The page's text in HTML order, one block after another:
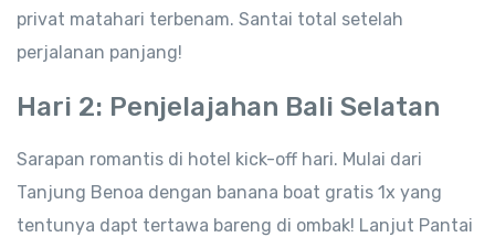
privat matahari terbenam. Santai total setelah
perjalanan panjang!
Hari 2: Penjelajahan Bali Selatan
Sarapan romantis di hotel kick-off hari. Mulai dari
Tanjung Benoa dengan banana boat gratis 1x yang
tentunya dapt tertawa bareng di ombak! Lanjut Pantai